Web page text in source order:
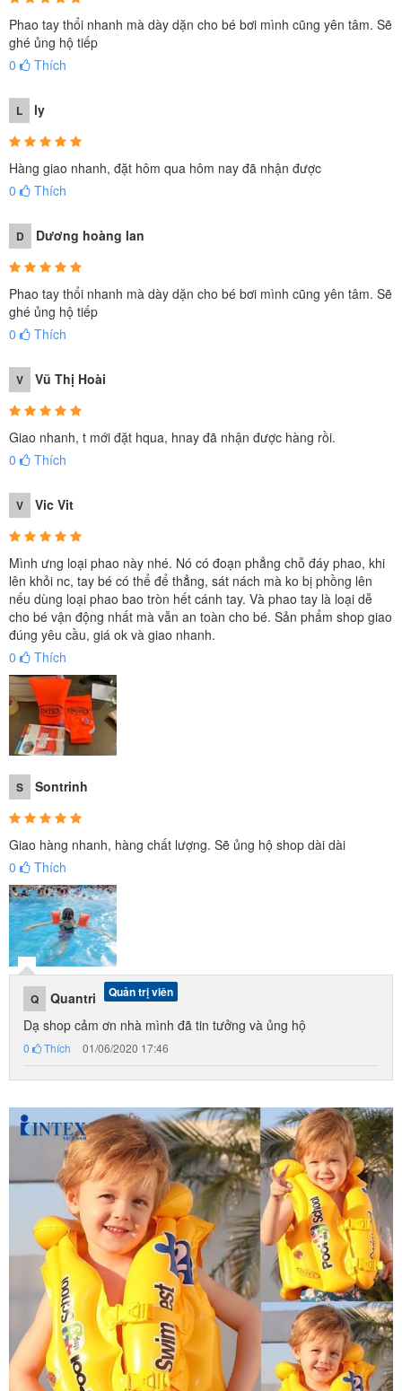
Màu đỏ nổi bật, phù hợp với cả bé trai và bé gái
Phao tay thổi nhanh mà dày dặn cho bé bơi mình cũng yên tâm. Sẽ
ghé ủng hộ tiếp
0
Thích
L ly
Hàng giao nhanh, đặt hôm qua hôm nay đã nhận được
0
Thích
D Dương hoàng lan
Phao tay thổi nhanh mà dày dặn cho bé bơi mình cũng yên tâm. Sẽ
ghé ủng hộ tiếp
0
Thích
V Vũ Thị Hoài
Giao nhanh, t mới đặt hqua, hnay đã nhận được hàng rồi.
0
Thích
V Vic Vit
Mình ưng loại phao này nhé. Nó có đoạn phẳng chỗ đáy phao, khi
lên khỏi nc, tay bé có thể để thẳng, sát nách mà ko bị phồng lên
nếu dùng loại phao bao tròn hết cánh tay. Và phao tay là loại dễ
cho bé vận động nhất mà vẫn an toàn cho bé. Sản phẩm shop giao
đúng yêu cầu, giá ok và giao nhanh.
0
Thích
S Sontrinh
Giao hàng nhanh, hàng chất lượng. Sẽ ủng hộ shop dài dài
0
Thích
Q Quantri Quản trị viên
Dạ shop cảm ơn nhà mình đã tin tưởng và ủng hộ
0 Thích 01/06/2020 17:46